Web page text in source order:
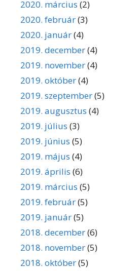
2020. március (2)
2020. február(3)
2020. január(4)
2019. december(4)
2019. november(4)
2019. október(4)
2019. szeptember(5)
2019. augusztus (4)
2019. július (3)
2019. június (5)
2019. május (4)
2019. április (6)
2019. március (5)
2019. február(5)
2019. január(5)
2018. december(6)
2018. november(5)
2018. október(5)